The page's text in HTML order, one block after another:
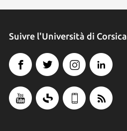
Suivre l'Università di Corsica